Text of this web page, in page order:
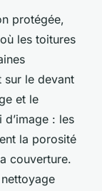
protégée,
les toitures
sur le devant
et le
d’image : les
la porosité
couverture.